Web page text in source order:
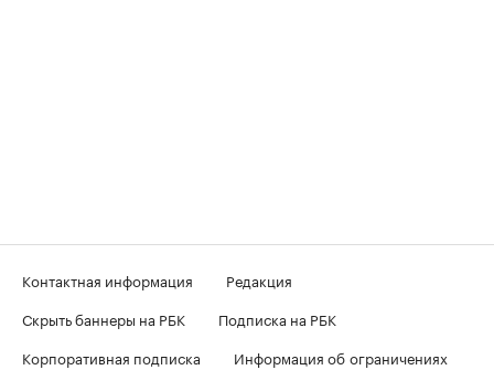
Контактная информация
Редакция
Скрыть баннеры на РБК
Подписка на РБК
Корпоративная подписка
Информация об ограничениях